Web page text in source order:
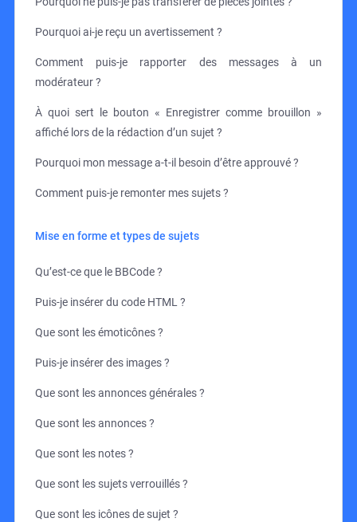
Pourquoi ai-je reçu un avertissement ?
Comment puis-je rapporter des messages à un
modérateur ?
À quoi sert le bouton « Enregistrer comme brouillon »
affiché lors de la rédaction d’un sujet ?
Pourquoi mon message a-t-il besoin d’être approuvé ?
Comment puis-je remonter mes sujets ?
Mise en forme et types de sujets
Qu’est-ce que le BBCode ?
Puis-je insérer du code HTML ?
Que sont les émoticônes ?
Puis-je insérer des images ?
Que sont les annonces générales ?
Que sont les annonces ?
Que sont les notes ?
Que sont les sujets verrouillés ?
Que sont les icônes de sujet ?